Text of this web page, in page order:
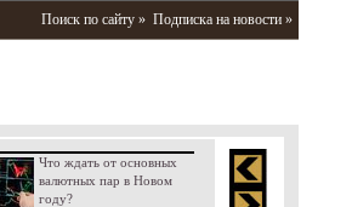
Поиск по сайту » Подписка на новости »
Что ждать от основных
валютных пар в Новом
году?